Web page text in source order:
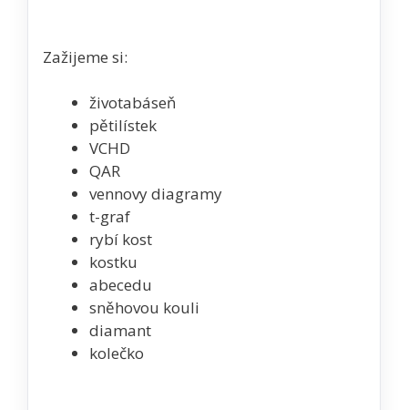
Zažijeme si:
životabáseň
pětilístek
VCHD
QAR
vennovy diagramy
t-graf
rybí kost
kostku
abecedu
sněhovou kouli
diamant
kolečko